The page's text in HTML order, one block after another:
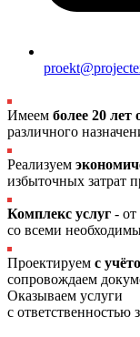
Имеем более 20 лет
различного
Реализуем
избыточных затрат
Комплекс услуг - от
со всеми
Проектируем с
сопровождаем
Оказываем услуги
с ответственностью